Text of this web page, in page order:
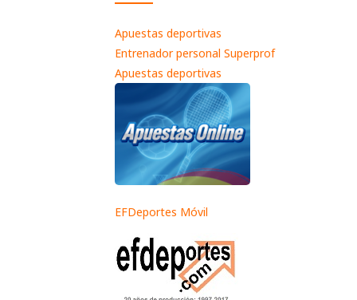
Apuestas deportivas
Entrenador personal Superprof
Apuestas deportivas
EFDeportes Móvil